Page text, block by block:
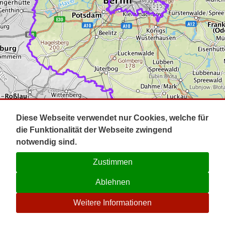
Impressum
Kontakt
☉
Diese Webseite verwendet nur Cookies, welche für
die Funktionalität der Webseite zwingend
notwendig sind.
Zustimmen
Ablehnen
Weitere Informationen